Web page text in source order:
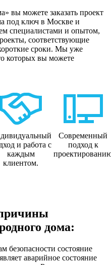
вы можете заказать проект
под ключ в Москве и
специалистами и опытом,
соответствующие
сроки. Мы уже
которых вы можете
и работа с
каждым
клиентом.
Современный
подход к
дома:
безопасности состояние
аварийное состояние